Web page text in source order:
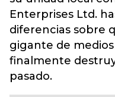
Enterprises Ltd.
diferencias sobre
gigante de
finalmente
pasado.